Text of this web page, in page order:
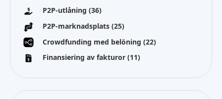
P2P-utlåning (36)
P2P-marknadsplats (25)
Crowdfunding med belöning (22)
Finansiering av fakturor (11)